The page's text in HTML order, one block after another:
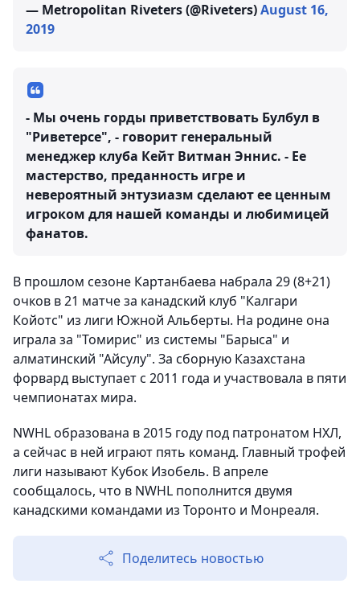
— Metropolitan Riveters (@Riveters)August 16,
2019
- Мы очень горды приветствовать Булбул в
"Риветерсе", - говорит генеральный
менеджер клуба Кейт Витман Эннис. - Ее
мастерство, преданность игре и
невероятный энтузиазм сделают ее ценным
игроком для нашей команды и любимицей
фанатов.
В прошлом сезоне Картанбаева набрала 29 (8+21)
очков в 21 матче за канадский клуб "Калгари
Койотс" из лиги Южной Альберты. На родине она
играла за "Томирис" из системы "Барыса" и
алматинский "Айсулу". За сборную Казахстана
форвард выступает с 2011 года и участвовала в пяти
чемпионатах мира.
NWHL образована в 2015 году под патронатом НХЛ,
а сейчас в ней играют пять команд. Главный трофей
лиги называют Кубок Изобель. В апреле
сообщалось, что в NWHL пополнится двумя
канадскими командами из Торонто и Монреаля.
Поделитесь новостью